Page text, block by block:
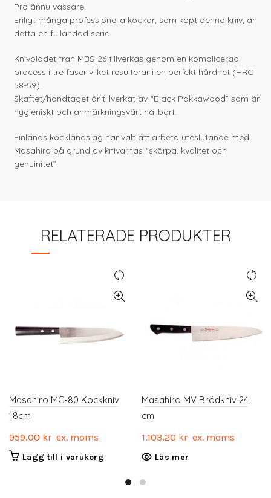
Pro ännu vassare.
Enligt många professionella kockar, som köpt denna kniv, är
detta en fulländad serie.
Knivbladet från MBS-26 tillverkas genom en komplicerad
process i tre faser vilket resulterar i en perfekt hårdhet (HRC
58-59).
Skaftet/handtaget är tillverkat av “Black Pakkawood” som är
hygieniskt och anmärkningsvärt hållbart.
Finlands kocklandslag har valt att arbeta uteslutande med
Masahiro på grund av knivarnas “skärpa, kvalitet och
genuinitet”.
RELATERADE PRODUKTER
Masahiro MC-80 Kockkniv
18cm
959,00 kr ex. moms
Lägg till i varukorg
Masahiro MV Brödkniv 24
cm
1.103,20 kr ex. moms
Läs mer